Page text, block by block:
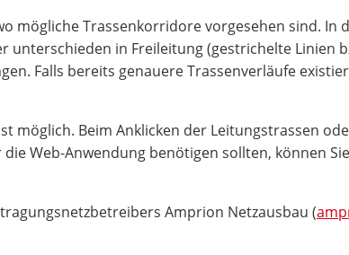
mögliche Trassenkorridore vorgesehen sind. In
in Freileitung (gestrichelte Linien
Falls bereits genauere Trassenverläufe
möglich. Beim Anklicken der Leitungstrassen
Web-Anwendung benötigen sollten, können
Amprion Netzausbau (